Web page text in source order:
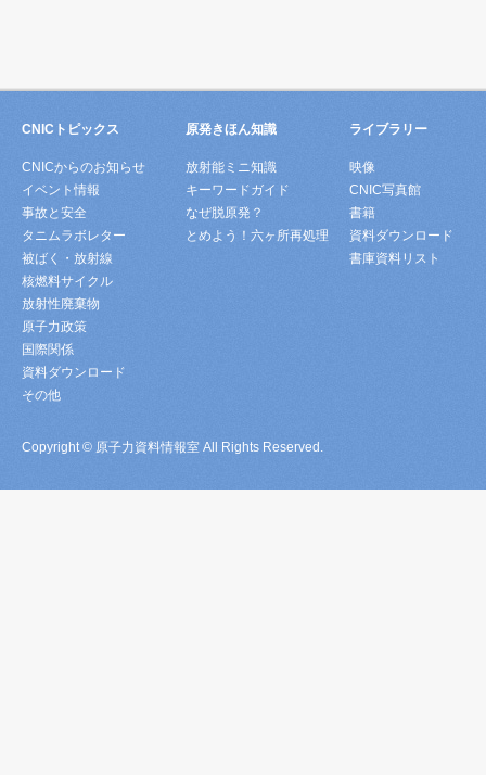
CNICトピックス
CNICからのお知らせ
イベント情報
事故と安全
タニムラボレター
被ばく・放射線
核燃料サイクル
放射性廃棄物
原子力政策
国際関係
資料ダウンロード
その他
原発きほん知識
放射能ミニ知識
キーワードガイド
なぜ脱原発？
とめよう！六ヶ所再処理
ライブラリー
映像
CNIC写真館
書籍
資料ダウンロード
書庫資料リスト
Copyright © 原子力資料情報室 All Rights Reserved.